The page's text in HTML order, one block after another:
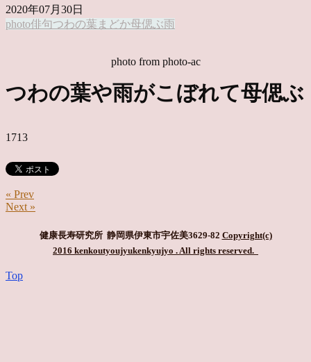
2020年07月30日
photo俳句つわの葉 まどか母偲ぶ雨
photo from photo-ac
つわの葉や雨がこぼれて母偲ぶ
1713
« Prev
Next »
健康長寿研究所 静岡県伊東市宇佐美3629-82 Copyright(c)
2016 kenkoutyoujyukenkyujyo . All rights reserved.
Top